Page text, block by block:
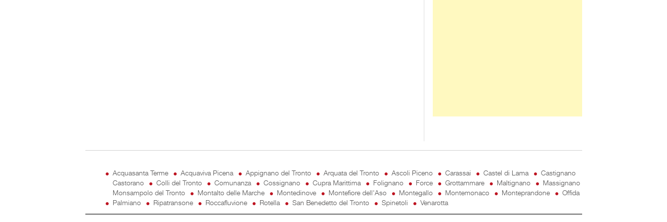
Acquasanta Terme Acquaviva Picena Appignano del Tronto Arquata del Tronto Ascoli Piceno Carassai Castel di Lama
Castignano
Castorano
Colli del Tronto Comunanza Cossignano Cupra Marittima Folignano Force Grottammare Maltignano
Massignano
Monsampolo del Tronto
Montalto delle Marche Montedinove Montefiore dell'Aso Montegallo Montemonaco Monteprandone
Offida
Palmiano
Ripatransone Roccafluvione Rotella San Benedetto del Tronto Spinetoli Venarotta